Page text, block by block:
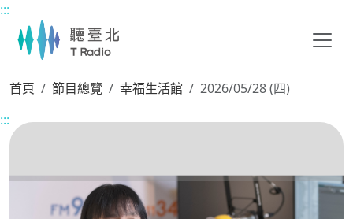
主要內容區塊
:::
首頁 節目總覽 幸福生活館
2026/05/28 (四)
:::